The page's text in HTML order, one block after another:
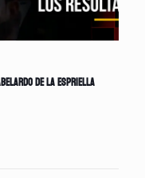
de la Espriella